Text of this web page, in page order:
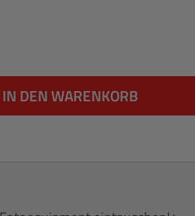
IN DEN WARENKORB